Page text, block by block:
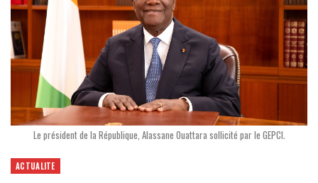
Le président de la République, Alassane Ouattara sollicité par le GEPCI.
ACTUALITE